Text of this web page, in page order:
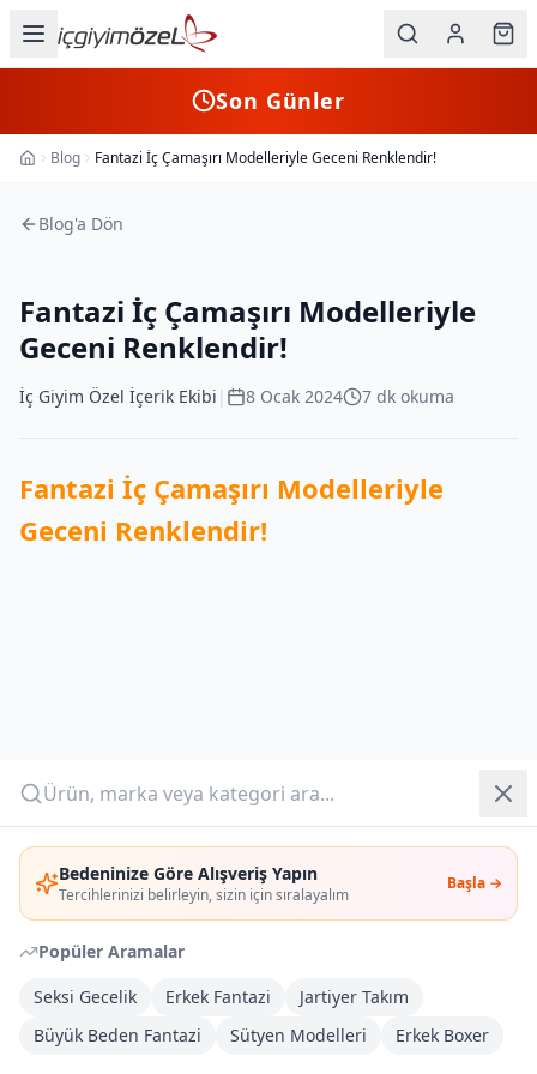
Bedeninize Göre Alışveriş Yapın
Tercihlerinizi belirleyin, sizin için sıralayalım
Başla →
Popüler Aramalar
Seksi Gecelik
Erkek Fantazi
Jartiyer Takım
Büyük Beden Fantazi
Sütyen Modelleri Erkek Boxer
Kadın
Erkek
Büyük
Beden
Markalar
Plaj & Mayo
Giriş Yap
Üye Ol
Son Günler
Ana Sayfa
Blog Fantazi İç Çamaşırı Modelleriyle Geceni Renklendir!
Blog'a Dön
Fantazi İç Çamaşırı Modelleriyle
Geceni Renklendir!
İç Giyim Özel İçerik Ekibi | 8 Ocak 2024 7 dk okuma
Fantazi İç Çamaşırı Modelleriyle
Geceni Renklendir!
Fantazi iç çamaşırı, son yıllarda iç giyim sektöründe
birçok farklı tarzı içerisinde barındıran bir giyim tarzıdır.